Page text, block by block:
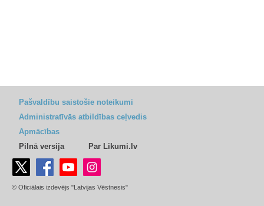
Pašvaldību saistošie noteikumi
Administratīvās atbildības ceļvedis
Apmācības
Pilnā versija
Par Likumi.lv
© Oficiālais izdevējs "Latvijas Vēstnesis"